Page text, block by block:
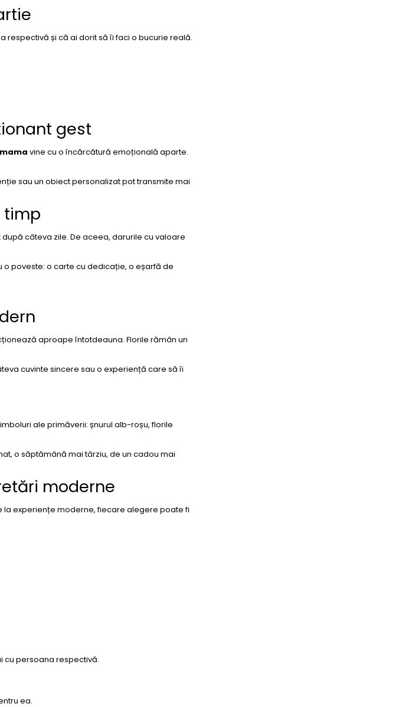
respectivă și că ai dorit să îi faci o bucurie reală.
gest
vine cu o încărcătură emoțională aparte.
sau un obiect personalizat pot transmite mai
timp
câteva zile. De aceea, darurile cu valoare
o poveste: o carte cu dedicație, o eșarfă de
aproape întotdeauna. Florile rămân un
cuvinte sincere sau o experiență care să îi
ale primăverii: șnurul alb-roșu, florile
o săptămână mai târziu, de un cadou mai
moderne
la experiențe moderne, fiecare alegere poate fi
cu persoana respectivă.
ea.